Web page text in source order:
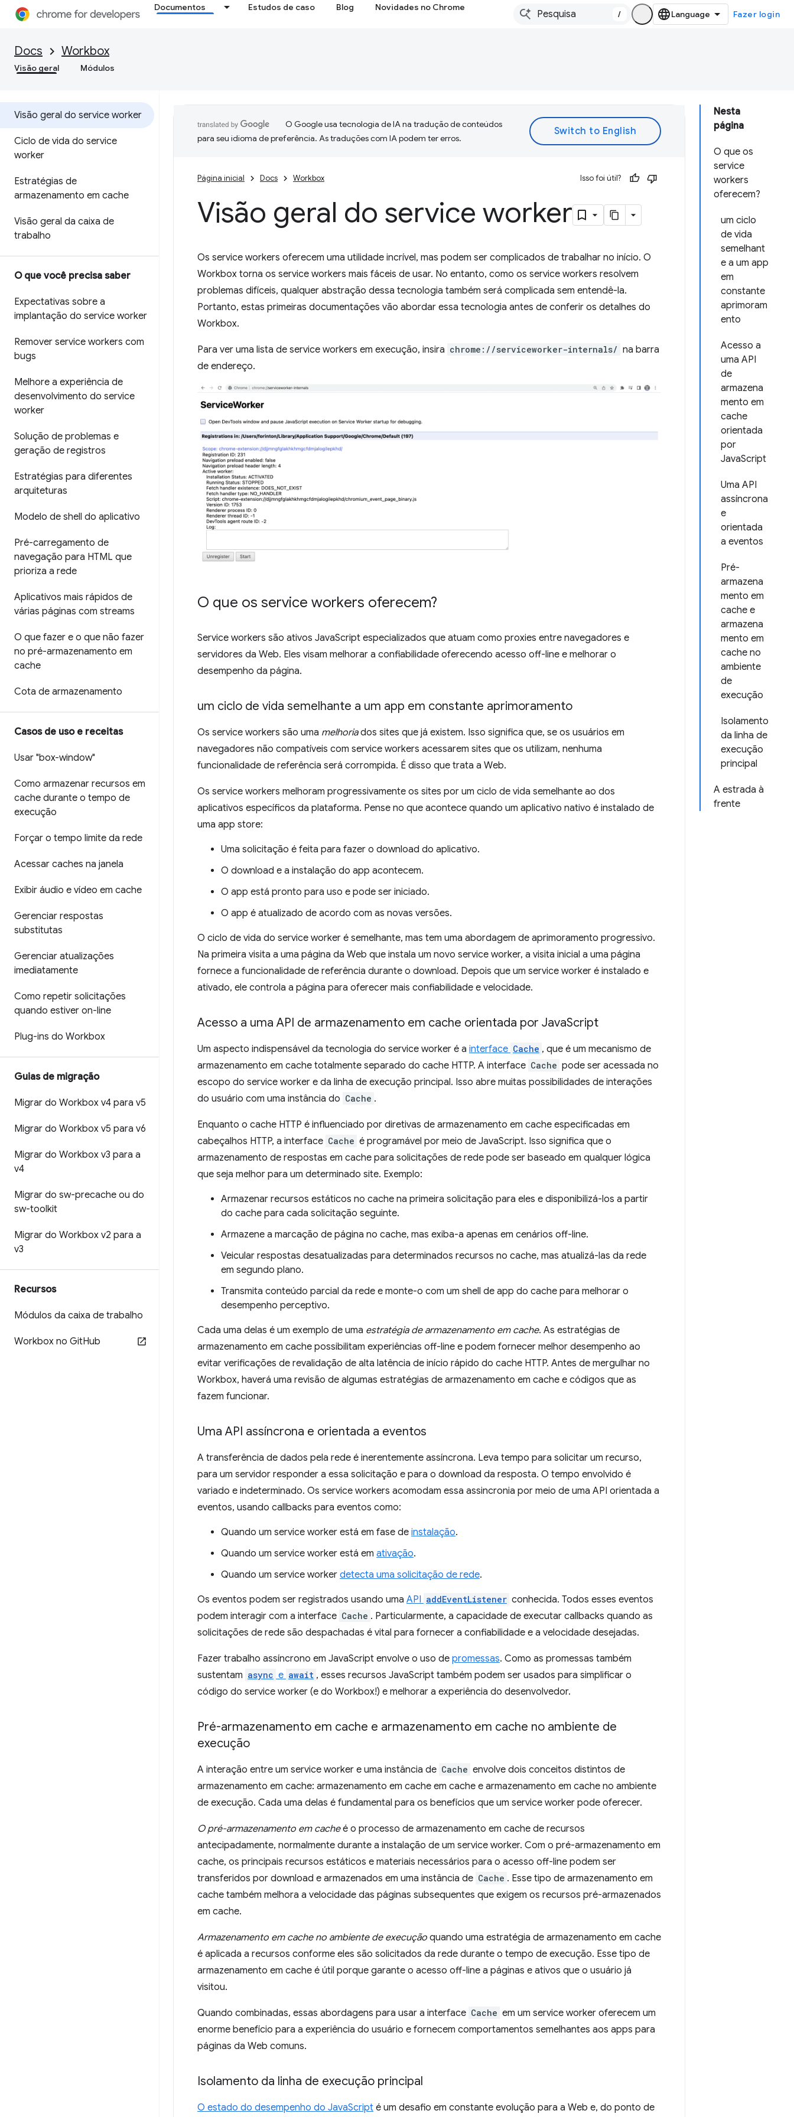
Documentos Estudos de caso Blog Novidades no Chrome
/ Fazer login
Docs Workbox
Visão geral Módulos
Visão geral do service worker
Ciclo de vida do service
worker
Estratégias de
armazenamento em cache
Visão geral da caixa de
trabalho
O que você precisa saber
Expectativas sobre a
implantação do service worker
Remover service workers com
bugs
Melhore a experiência de
desenvolvimento do service
worker
Solução de problemas e
geração de registros
Estratégias para diferentes
arquiteturas
Modelo de shell do aplicativo
Pré-carregamento de
navegação para HTML que
prioriza a rede
Aplicativos mais rápidos de
várias páginas com streams
O que fazer e o que não fazer
no pré-armazenamento em
cache
Cota de armazenamento
Casos de uso e receitas
Usar "box-window"
Como armazenar recursos em
cache durante o tempo de
execução
Forçar o tempo limite da rede
Acessar caches na janela
Exibir áudio e vídeo em cache
Gerenciar respostas
substitutas
Gerenciar atualizações
imediatamente
Como repetir solicitações
quando estiver on-line
Plug-ins do Workbox
Guias de migração
Migrar do Workbox v4 para v5
Migrar do Workbox v5 para v6
Migrar do Workbox v3 para a
v4
Migrar do sw-precache ou do
sw-toolkit
Migrar do Workbox v2 para a
v3
Recursos
Módulos da caixa de trabalho
Workbox no GitHub
Nesta
página
O que os
service
workers
oferecem?
um ciclo
de vida
semelhant
e a um app
em
constante
aprimoram
ento
Acesso a
uma API
de
armazena
mento em
cache
orientada
por
JavaScript
Uma API
assíncrona
e
orientada
a eventos
Pré-
armazena
mento em
cache e
armazena
mento em
cache no
ambiente
de
execução
Isolamento
da linha de
execução
principal
A estrada à
frente
O Google usa tecnologia de IA na tradução de conteúdos
para seu idioma de preferência. As traduções com IA podem ter erros.
Página inicial Docs Workbox Isso foi útil?
Visão geral do service worker
Os service workers oferecem uma utilidade incrível, mas podem ser complicados de trabalhar no início. O
Workbox torna os service workers mais fáceis de usar. No entanto, como os service workers resolvem
problemas difíceis, qualquer abstração dessa tecnologia também será complicada sem entendê-la.
Portanto, estas primeiras documentações vão abordar essa tecnologia antes de conferir os detalhes do
Workbox.
Para ver uma lista de service workers em execução, insira chrome://serviceworker-internals/ na barra
de endereço.
O que os service workers oferecem?
Service workers são ativos JavaScript especializados que atuam como proxies entre navegadores e
servidores da Web. Eles visam melhorar a confiabilidade oferecendo acesso off-line e melhorar o
desempenho da página.
um ciclo de vida semelhante a um app em constante aprimoramento
Os service workers são uma melhoriados sites que já existem. Isso significa que, se os usuários em
navegadores não compatíveis com service workers acessarem sites que os utilizam, nenhuma
funcionalidade de referência será corrompida. É disso que trata a Web.
Os service workers melhoram progressivamente os sites por um ciclo de vida semelhante ao dos
aplicativos específicos da plataforma. Pense no que acontece quando um aplicativo nativo é instalado de
uma app store:
Uma solicitação é feita para fazer o download do aplicativo.
O download e a instalação do app acontecem.
O app está pronto para uso e pode ser iniciado.
O app é atualizado de acordo com as novas versões.
O ciclo de vida do service worker é semelhante, mas tem uma abordagem de aprimoramento progressivo.
Na primeira visita a uma página da Web que instala um novo service worker, a visita inicial a uma página
fornece a funcionalidade de referência durante o download. Depois que um service worker é instalado e
ativado, ele controla a página para oferecer mais confiabilidade e velocidade.
Acesso a uma API de armazenamento em cache orientada por JavaScript
Um aspecto indispensável da tecnologia do service worker é a interface Cache , que é um mecanismo de
armazenamento em cache totalmente separado do cache HTTP. A interface Cache pode ser acessada no
escopo do service worker e da linha de execução principal. Isso abre muitas possibilidades de interações
do usuário com uma instância do Cache .
Enquanto o cache HTTP é influenciado por diretivas de armazenamento em cache especificadas em
cabeçalhos HTTP, a interface Cache é programável por meio de JavaScript. Isso significa que o
armazenamento de respostas em cache para solicitações de rede pode ser baseado em qualquer lógica
que seja melhor para um determinado site. Exemplo:
Armazenar recursos estáticos no cache na primeira solicitação para eles e disponibilizá-los a partir
do cache para cada solicitação seguinte.
Armazene a marcação de página no cache, mas exiba-a apenas em cenários off-line.
Veicular respostas desatualizadas para determinados recursos no cache, mas atualizá-las da rede
em segundo plano.
Transmita conteúdo parcial da rede e monte-o com um shell de app do cache para melhorar o
desempenho perceptivo.
Cada uma delas é um exemplo de uma estratégia de armazenamento em cache. As estratégias de
armazenamento em cache possibilitam experiências off-line e podem fornecer melhor desempenho ao
evitar verificações de revalidação de alta latência de início rápido do cache HTTP. Antes de mergulhar no
Workbox, haverá uma revisão de algumas estratégias de armazenamento em cache e códigos que as
fazem funcionar.
Uma API assíncrona e orientada a eventos
A transferência de dados pela rede é inerentemente assíncrona. Leva tempo para solicitar um recurso,
para um servidor responder a essa solicitação e para o download da resposta. O tempo envolvido é
variado e indeterminado. Os service workers acomodam essa assincronia por meio de uma API orientada a
eventos, usando callbacks para eventos como:
Quando um service worker está em fase de instalação.
Quando um service worker está em ativação.
Quando um service worker detecta uma solicitação de rede.
Os eventos podem ser registrados usando uma API addEventListener conhecida. Todos esses eventos
podem interagir com a interface Cache . Particularmente, a capacidade de executar callbacks quando as
solicitações de rede são despachadas é vital para fornecer a confiabilidade e a velocidade desejadas.
Fazer trabalho assíncrono em JavaScript envolve o uso de promessas. Como as promessas também
sustentam async e await , esses recursos JavaScript também podem ser usados para simplificar o
código do service worker (e do Workbox!) e melhorar a experiência do desenvolvedor.
Pré-armazenamento em cache e armazenamento em cache no ambiente de
execução
A interação entre um service worker e uma instância de Cache envolve dois conceitos distintos de
armazenamento em cache: armazenamento em cache em cache e armazenamento em cache no ambiente
de execução. Cada uma delas é fundamental para os benefícios que um service worker pode oferecer.
O pré-armazenamento em cacheé o processo de armazenamento em cache de recursos
antecipadamente, normalmente durante a instalação de um service worker. Com o pré-armazenamento em
cache, os principais recursos estáticos e materiais necessários para o acesso off-line podem ser
transferidos por download e armazenados em uma instância de Cache . Esse tipo de armazenamento em
cache também melhora a velocidade das páginas subsequentes que exigem os recursos pré-armazenados
em cache.
Armazenamento em cache no ambiente de execução quando uma estratégia de armazenamento em cache
é aplicada a recursos conforme eles são solicitados da rede durante o tempo de execução. Esse tipo de
armazenamento em cache é útil porque garante o acesso off-line a páginas e ativos que o usuário já
visitou.
Quando combinadas, essas abordagens para usar a interface Cache em um service worker oferecem um
enorme benefício para a experiência do usuário e fornecem comportamentos semelhantes aos apps para
páginas da Web comuns.
Isolamento da linha de execução principal
O estado do desempenho do JavaScript é um desafio em constante evolução para a Web e, do ponto de